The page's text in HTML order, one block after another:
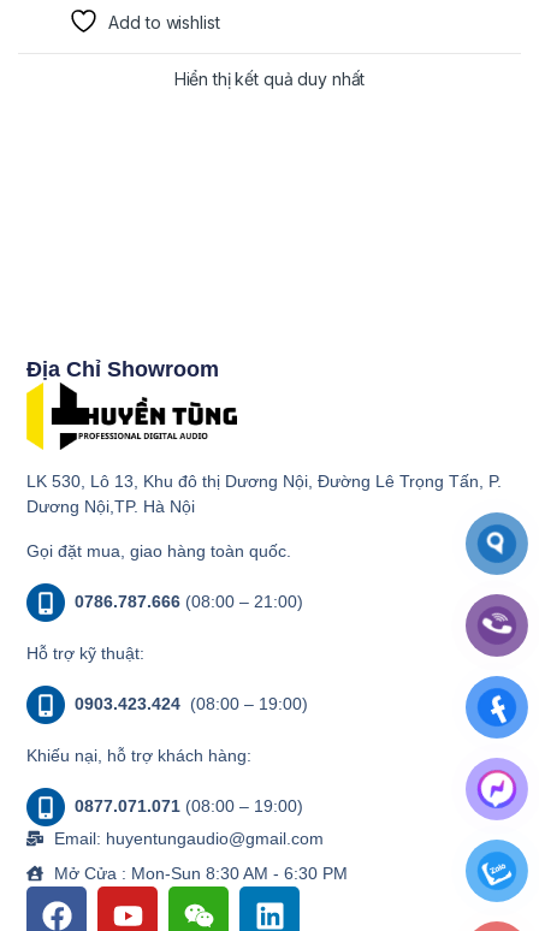
Add to wishlist
Hiển thị kết quả duy nhất
Địa Chỉ Showroom
LK 530, Lô 13, Khu đô thị Dương Nội, Đường Lê Trọng Tấn, P.
Dương Nội,TP. Hà Nội
Gọi đặt mua, giao hàng toàn quốc.
0786.787.666 (08:00 – 21:00)
Hỗ trợ kỹ thuật:
0903.423.424 (08:00 – 19:00)
Khiếu nại, hỗ trợ khách hàng:
0877.071.071 (08:00 – 19:00)
Email: huyentungaudio@gmail.com
Mở Cửa : Mon-Sun 8:30 AM - 6:30 PM